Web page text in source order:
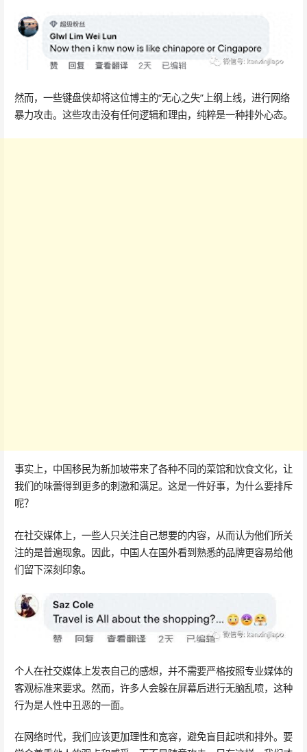
然而，一些键盘侠却将这位博主的“无心之失”上纲上线，进行网络
暴力攻击。这些攻击没有任何逻辑和理由，纯粹是一种排外心态。
事实上，中国移民为新加坡带来了各种不同的菜馆和饮食文化，让
我们的味蕾得到更多的刺激和满足。这是一件好事，为什么要排斥
呢？
在社交媒体上，一些人只关注自己想要的内容，从而认为他们所关
注的是普遍现象。因此，中国人在国外看到熟悉的品牌更容易给他
们留下深刻印象。
个人在社交媒体上发表自己的感想，并不需要严格按照专业媒体的
客观标准来要求。然而，许多人会躲在屏幕后进行无脑乱喷，这种
行为是人性中丑恶的一面。
在网络时代，我们应该更加理性和宽容，避免盲目起哄和排外。要